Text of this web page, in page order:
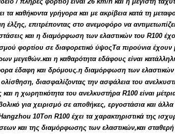
καθήκοντα γρήγορα και με ακρίβεια κατά τη
έλξης, επιτρέποντας στο ανεμοφόρο να
και η διαμόρφωση των ελαστικών του R100
φορτίου σε διαφορετικό ύψοςΤα πιρούνια
μεγεθών.και η καθαρότητα εδάφους είναι
έδαφη και δρόμους.η διαμόρφωση των
διασφαλίζοντας την ασφάλεια του
η χωρητικότητα του ανελκυστήρα R100 είναι
για χειρισμό σε αποθήκες, εργοστάσια και
10Ton R100 έχει τα χαρακτηριστικά της
και της διαμόρφωσης των ελαστικών,και